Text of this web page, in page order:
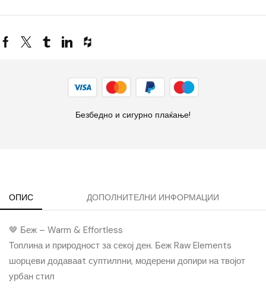
Безбедно и сигурно плаќање!
ОПИС ДОПОЛНИТЕЛНИ ИНФОРМАЦИИ
🤎 Беж – Warm & Effortless
Топлина и природност за секој ден. Беж Raw Elements
шорцеви додаваat суптилnни, модерени допири на твојот
урбан стил